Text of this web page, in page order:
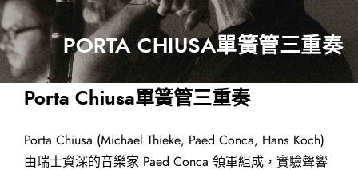
PORTA CHIUSA單簧管三重奏
Porta Chiusa單簧管三重奏
Porta Chiusa (Michael Thieke, Paed Conca, Hans Koch)
由瑞士資深的音樂家 Paed Conca 領軍組成，實驗聲響